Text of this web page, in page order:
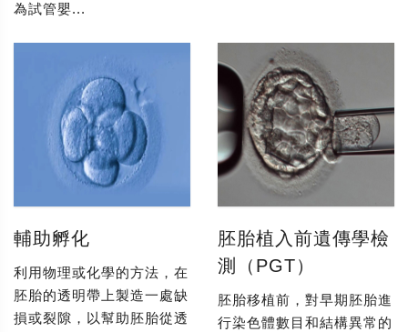
為試管嬰...
輔助孵化
利用物理或化學的方法，在
胚胎的透明帶上製造一處缺
損或裂隙，以幫助胚胎從透
胚胎植入前遺傳學檢
測（PGT）
胚胎移植前，對早期胚胎進
行染色體數目和結構異常的